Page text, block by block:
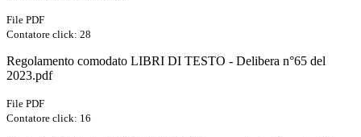
File PDF
Contatore click: 28
Regolamento comodato LIBRI DI TESTO - Delibera n°65 del
2023.pdf
File PDF
Contatore click: 16